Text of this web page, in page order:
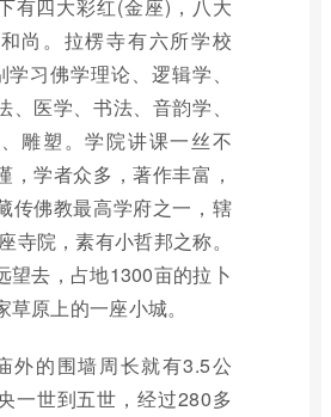
有四大彩红(金座)，八大
尚。拉楞寺有六所学校
习佛学理论、逻辑学、
、医学、书法、音韵学、
雕塑。学院讲课一丝不
，学者众多，著作丰富，
传佛教最高学府之一，辖
寺院，素有小哲邦之称。
望去，占地1300亩的拉卜
原上的一座小城。
外的围墙周长就有3.5公
一世到五世，经过280多